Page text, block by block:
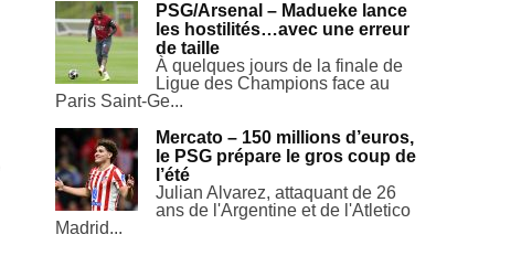
PSG/Arsenal – Madueke lance
les hostilités…avec une erreur
de taille
À quelques jours de la finale de
Ligue des Champions face au
Paris Saint-Ge...
Mercato – 150 millions d’euros,
le PSG prépare le gros coup de
l’été
Julian Alvarez, attaquant de 26
ans de l'Argentine et de l'Atletico
Madrid...